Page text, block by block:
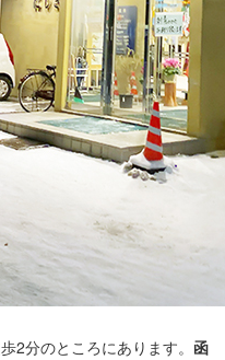
2分のところにあります。 函